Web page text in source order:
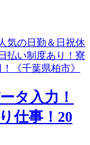
タ入力！
仕事！20